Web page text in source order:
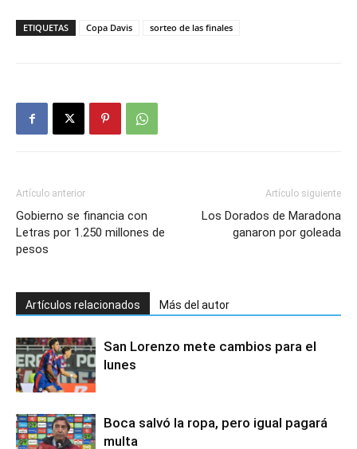
ETIQUETAS Copa Davis sorteo de las finales
Artículo anterior
Gobierno se financia con
Letras por 1.250 millones de
pesos
Artículo siguiente
Los Dorados de Maradona
ganaron por goleada
Artículos relacionados Más del autor
San Lorenzo mete cambios para el
lunes
Boca salvó la ropa, pero igual pagará
multa